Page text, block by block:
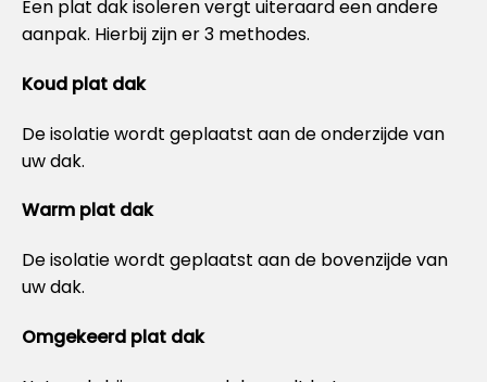
Een plat dak isoleren vergt uiteraard een andere
aanpak. Hierbij zijn er 3 methodes.
Koud plat dak
De isolatie wordt geplaatst aan de onderzijde van
uw dak.
Warm plat dak
De isolatie wordt geplaatst aan de bovenzijde van
uw dak.
Omgekeerd plat dak